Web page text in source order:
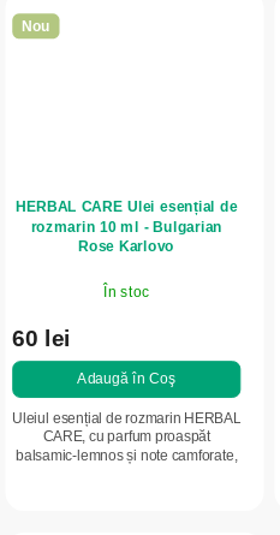
Nou
HERBAL CARE Ulei esențial de
rozmarin 10 ml - Bulgarian
Rose Karlovo
În stoc
60 lei
Adaugă în Coş
Uleiul esențial de rozmarin HERBAL
CARE, cu parfum proaspăt
balsamic-lemnos și note camforate,